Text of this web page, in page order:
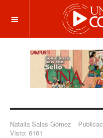
OFF CANVAS
Natalia Salas Gómez
Visto: 6161